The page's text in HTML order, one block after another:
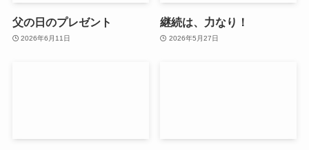
父の日のプレゼント
2026年6月11日
継続は、力なり！
2026年5月27日